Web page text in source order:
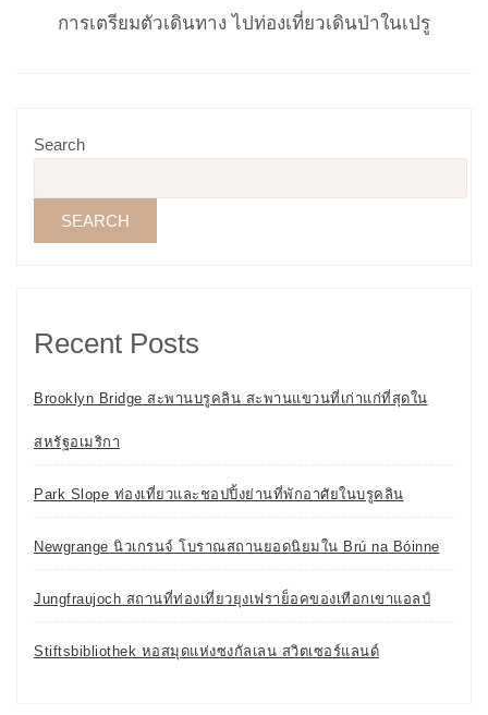
การเตรียมตัวเดินทาง ไปท่องเที่ยวเดินป่าในเปรู
Search
SEARCH
Recent Posts
Brooklyn Bridge สะพานบรูคลิน สะพานแขวนที่เก่าแก่ที่สุดใน
สหรัฐอเมริกา
Park Slope ท่องเที่ยวและชอปปิ้งย่านที่พักอาศัยในบรูคลิน
Newgrange นิวเกรนจ์ โบราณสถานยอดนิยมใน Brú na Bóinne
Jungfraujoch สถานที่ท่องเที่ยวยุงเฟราย็อคของเทือกเขาแอลป์
Stiftsbibliothek หอสมุดแห่งซงกัลเลน สวิตเซอร์แลนด์